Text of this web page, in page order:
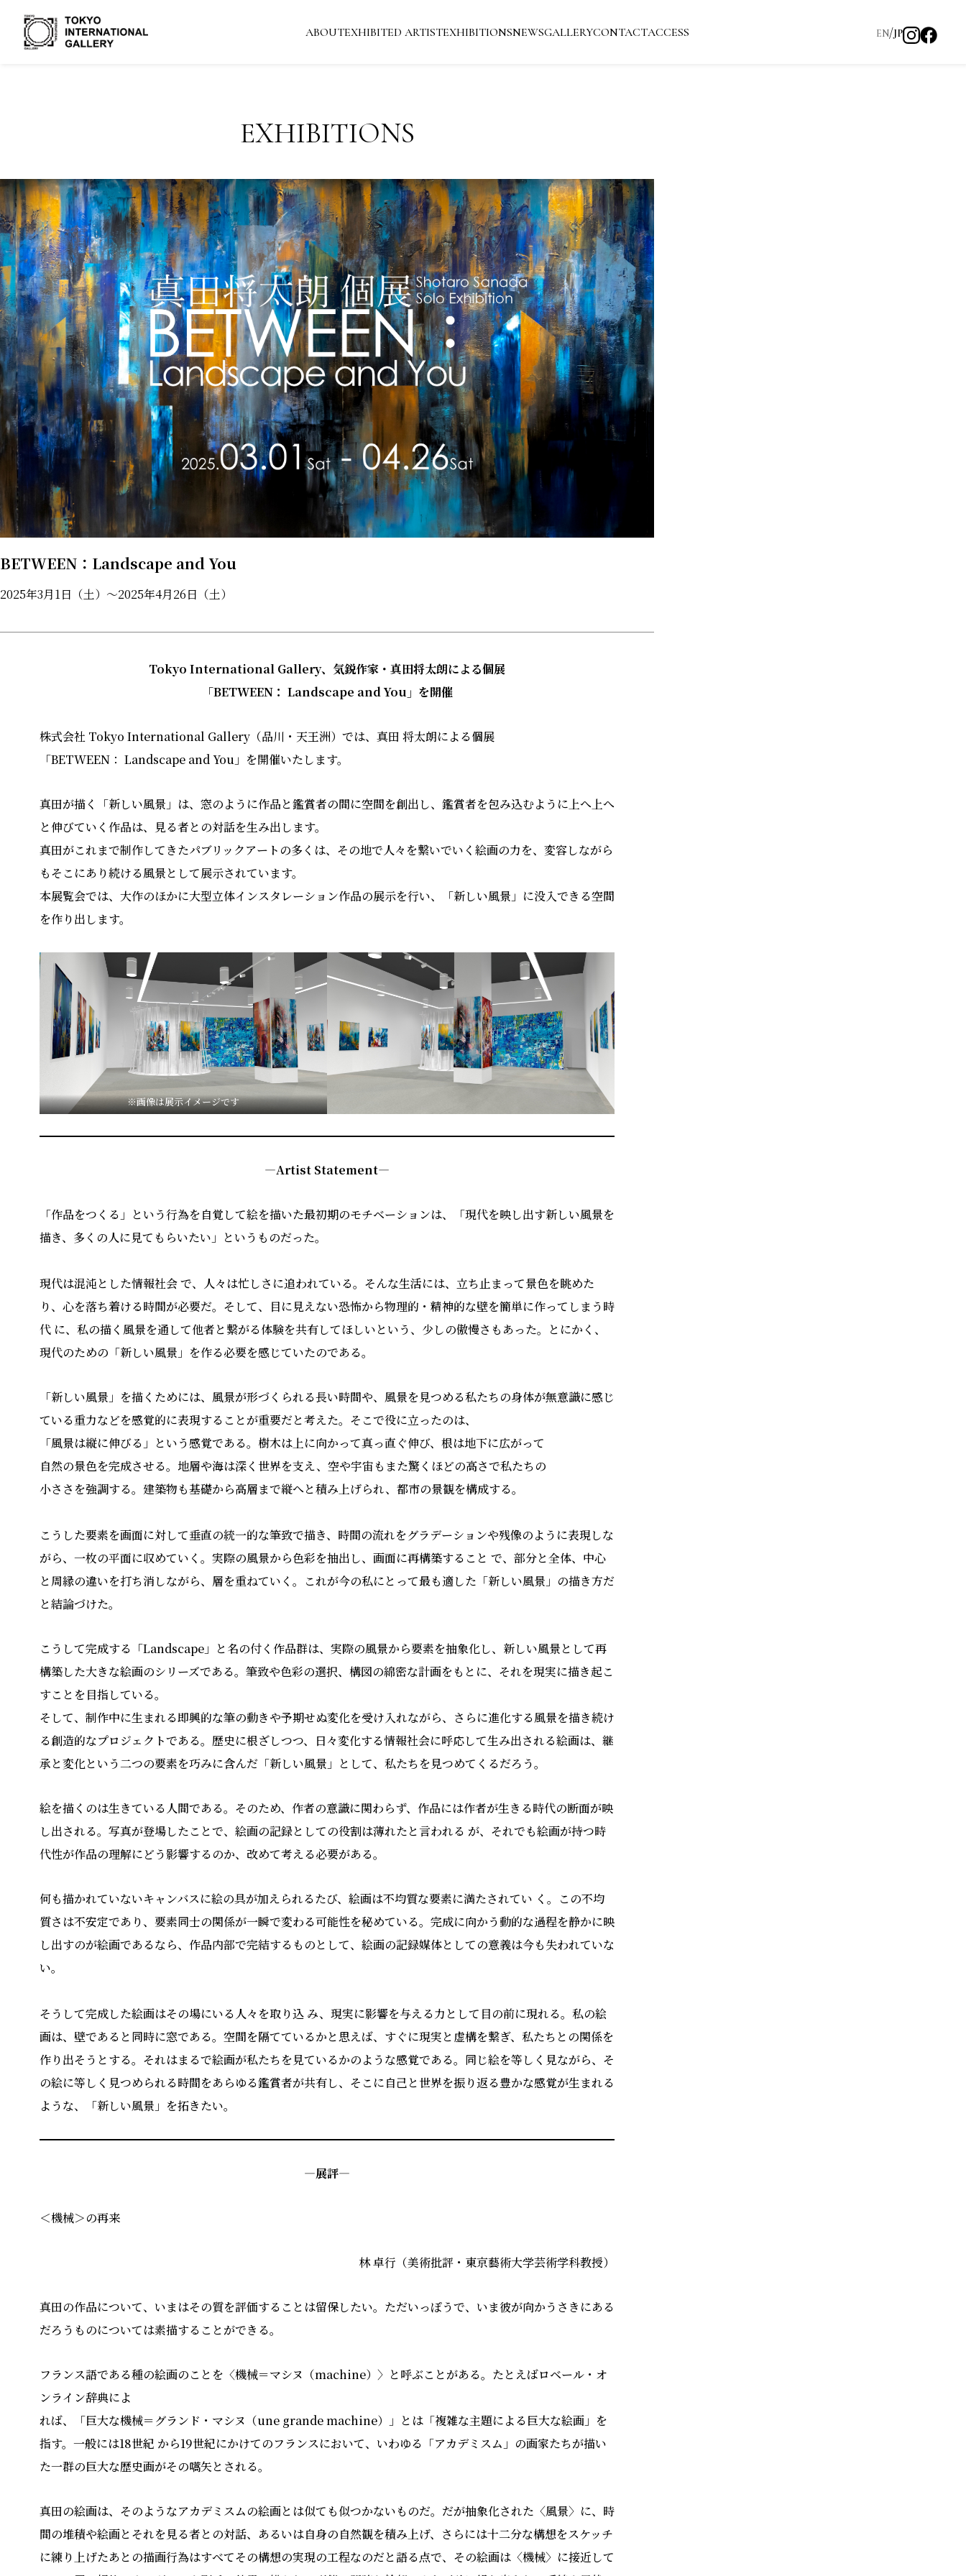
ABOUTEXHIBITED ARTISTEXHIBITIONSNEWSGALLERYCONTACTACCESS EN JP
EXHIBITIONS
BETWEEN：Landscape and You
2025年3⽉1⽇（⼟）〜2025年4⽉26⽇（⼟）
Tokyo International Gallery、気鋭作家・真⽥将太朗による個展
「BETWEEN： Landscape and You」を開催
株式会社 Tokyo International Gallery（品川・天王洲）では、真⽥ 将太朗による個展
「BETWEEN： Landscape and You」を開催いたします。
真⽥が描く「新しい⾵景」は、窓のように作品と鑑賞者の間に空間を創出し、鑑賞者を包み込むように上へ上へ
と伸びていく作品は、⾒る者との対話を⽣み出します。
真⽥がこれまで制作してきたパブリックアートの多くは、その地で⼈々を繋いでいく絵画の⼒を、変容しながら
もそこにあり続ける⾵景として展⽰されています。
本展覧会では、⼤作のほかに⼤型⽴体インスタレーション作品の展⽰を⾏い、「新しい⾵景」に没⼊できる空間
を作り出します。
※画像は展示イメージです
―Artist Statement―
「作品をつくる」という⾏為を⾃覚して絵を描いた最初期のモチベーションは、「現代を映し出す新しい⾵景を
描き、多くの⼈に⾒てもらいたい」というものだった。
現代は混沌とした情報社会 で、⼈々は忙しさに追われている。そんな⽣活には、⽴ち⽌まって景⾊を眺めた
り、⼼を落ち着ける時間が必要だ。そして、⽬に⾒えない恐怖から物理的・精神的な壁を簡単に作ってしまう時
代 に、私の描く⾵景を通して他者と繋がる体験を共有してほしいという、少しの傲慢さもあった。とにかく、
現代のための「新しい⾵景」を作る必要を感じていたのである。
「新しい⾵景」を描くためには、⾵景が形づくられる⻑い時間や、⾵景を⾒つめる私たちの⾝体が無意識に感じ
ている重⼒などを感覚的に表現することが重要だと考えた。そこで役に⽴ったのは、
「⾵景は縦に伸びる」という感覚である。樹⽊は上に向かって真っ直ぐ伸び、根は地下に広がって
⾃然の景⾊を完成させる。地層や海は深く世界を⽀え、空や宇宙もまた驚くほどの⾼さで私たちの
⼩ささを強調する。建築物も基礎から⾼層まで縦へと積み上げられ、都市の景観を構成する。
こうした要素を画⾯に対して垂直の統⼀的な筆致で描き、時間の流れをグラデーションや残像のように表現しな
がら、⼀枚の平⾯に収めていく。実際の⾵景から⾊彩を抽出し、画⾯に再構築すること で、部分と全体、中⼼
と周縁の違いを打ち消しながら、層を重ねていく。これが今の私にとって最も適した「新しい⾵景」の描き⽅だ
と結論づけた。
こうして完成する「Landscape」と名の付く作品群は、実際の⾵景から要素を抽象化し、新しい⾵景として再
構築した⼤きな絵画のシリーズである。筆致や⾊彩の選択、構図の綿密な計画をもとに、それを現実に描き起こ
すことを⽬指している。
そして、制作中に⽣まれる即興的な筆の動きや予期せぬ変化を受け⼊れながら、さらに進化する⾵景を描き続け
る創造的なプロジェクトである。歴史に根ざしつつ、⽇々変化する情報社会に呼応して⽣み出される絵画は、継
承と変化という⼆つの要素を巧みに含んだ「新しい⾵景」として、私たちを⾒つめてくるだろう。
絵を描くのは⽣きている⼈間である。そのため、作者の意識に関わらず、作品には作者が⽣きる時代の断⾯が映
し出される。写真が登場したことで、絵画の記録としての役割は薄れたと⾔われる が、それでも絵画が持つ時
代性が作品の理解にどう影響するのか、改めて考える必要がある。
何も描かれていないキャンバスに絵の具が加えられるたび、絵画は不均質な要素に満たされてい く。この不均
質さは不安定であり、要素同⼠の関係が⼀瞬で変わる可能性を秘めている。完成に向かう動的な過程を静かに映
し出すのが絵画であるなら、作品内部で完結するものとして、絵画の記録媒体としての意義は今も失われていな
い。
そうして完成した絵画はその場にいる⼈々を取り込 み、現実に影響を与える⼒として⽬の前に現れる。私の絵
画は、壁であると同時に窓である。空間を隔てているかと思えば、すぐに現実と虚構を繋ぎ、私たちとの関係を
作り出そうとする。それはまるで絵画が私たちを⾒ているかのような感覚である。同じ絵を等しく⾒ながら、そ
の絵に等しく⾒つめられる時間をあらゆる鑑賞者が共有し、そこに⾃⼰と世界を振り返る豊かな感覚が⽣まれる
ような、「新しい⾵景」を拓きたい。
―展評―
＜機械＞の再来
林 卓⾏（美術批評・東京藝術⼤学芸術学科教授）
真⽥の作品について、いまはその質を評価することは留保したい。ただいっぽうで、いま彼が向かうさきにある
だろうものについては素描することができる。
フランス語である種の絵画のことを〈機械＝マシヌ（machine）〉と呼ぶことがある。たとえばロベール・オ
ンライン辞典によ
れば、「巨⼤な機械＝グランド・マシヌ（une grande machine）」とは「複雑な主題による巨⼤な絵画」を
指す。⼀般には18世紀 から19世紀にかけてのフランスにおいて、いわゆる「アカデミスム」の画家たちが描い
た⼀群の巨⼤な歴史画がその嚆⽮とされる。
真⽥の絵画は、そのようなアカデミスムの絵画とは似ても似つかないものだ。だが抽象化された〈⾵景〉に、時
間の堆積や絵画とそれを⾒る者との対話、あるいは⾃⾝の⾃然観を積み上げ、さらには⼗⼆分な構想をスケッチ
に練り上げたあとの描画⾏為はすべてその構想の実現の⼯程なのだと語る点で、その絵画は〈機械〉に接近して